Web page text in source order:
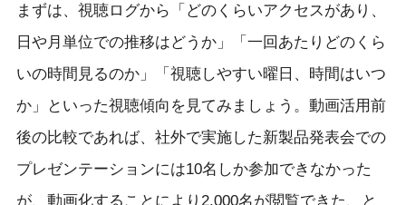
まずは、視聴ログから「どのくらいアクセスがあり、
日や月単位での推移はどうか」「一回あたりどのくら
いの時間見るのか」「視聴しやすい曜日、時間はいつ
か」といった視聴傾向を見てみましょう。動画活用前
後の比較であれば、社外で実施した新製品発表会での
プレゼンテーションには10名しか参加できなかった
が、動画化することにより2,000名が閲覧できた、と